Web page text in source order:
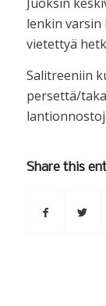
lenkin varsin
vietettyä
Salitreeniin
persettä/
Share this